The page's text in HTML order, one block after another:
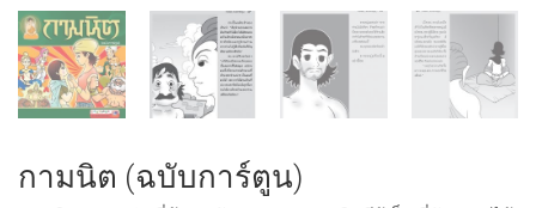
กามนิต (ฉบับการ์ตูน)